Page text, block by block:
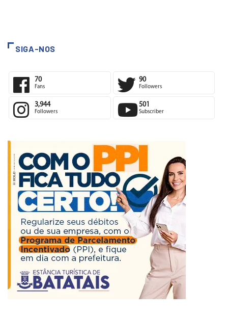
SIGA-NOS
70 90
3,944 501